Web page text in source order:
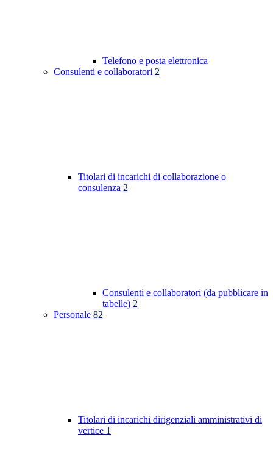
Telefono e posta elettronica
Consulenti e collaboratori 2
Titolari di incarichi di collaborazione o
consulenza 2
Consulenti e collaboratori (da pubblicare in
tabelle) 2
Personale 82
Titolari di incarichi dirigenziali amministrativi di
vertice 1